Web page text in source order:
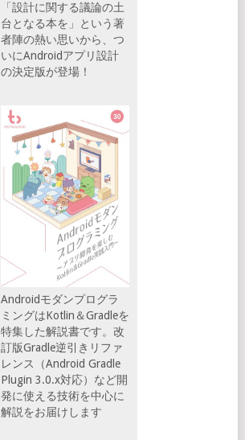
「設計に関する議論の土
台となる本を」という著
者陣の熱い思いから、つ
いにAndroidアプリ設計
の決定版が登場！
Androidモダンプログラ
ミングはKotlin＆Gradleを
特集した解説書です。改
訂版Gradle逆引きリファ
レンス（Android Gradle
Plugin 3.0.x対応）など開
発に使える技術を中心に
解説をお届けします